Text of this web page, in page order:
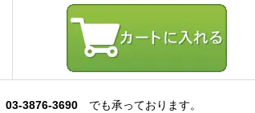
03-3876-3690 でも承っております。